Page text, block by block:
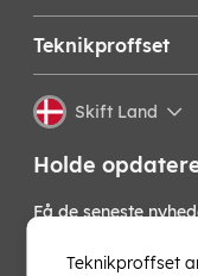
Teknikproffset
Skift Land
Holde
Få de seneste
nyhedsbrev!
Teknikproffset